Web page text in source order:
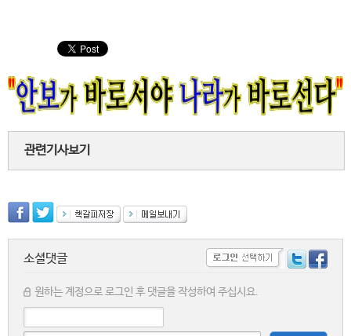
관련기사보기
소셜댓글
원하는 계정으로 로그인 후 댓글을 작성하여 주십시요.